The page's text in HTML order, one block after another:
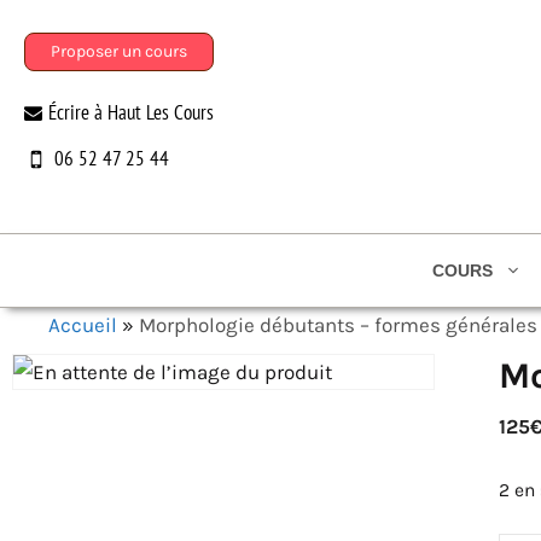
Proposer un cours
Écrire à Haut Les Cours
06 52 47 25 44
COURS
Accueil » Morphologie débutants – formes
125
2